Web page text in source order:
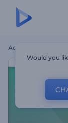
Accueil
Would you